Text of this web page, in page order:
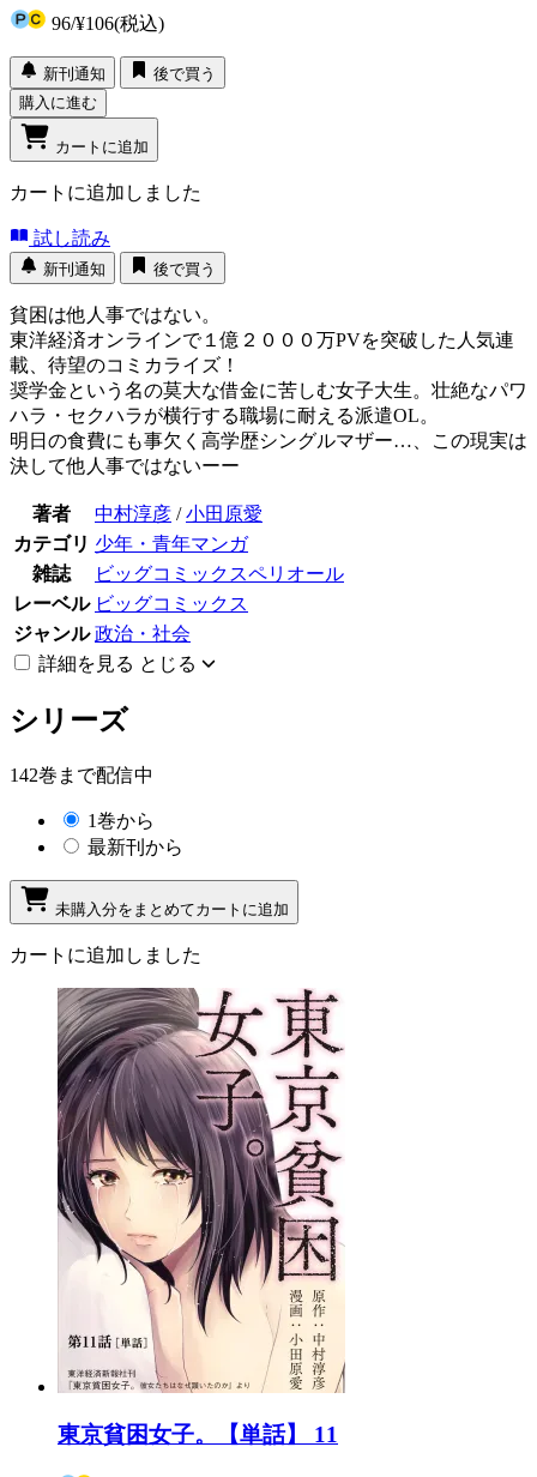
96/¥106(税込)
新刊通知
後で買う
購入に進む
カートに追加
カートに追加しました
試し読み
新刊通知 後で買う
貧困は他人事ではない。
東洋経済オンラインで１億２０００万PVを突破した人気連
載、待望のコミカライズ！
奨学金という名の莫大な借金に苦しむ女子大生。壮絶なパワ
ハラ・セクハラが横行する職場に耐える派遣OL。
明日の食費にも事欠く高学歴シングルマザー…、この現実は
決して他人事ではないーー
著者 中村淳彦 /小田原愛
カテゴリ 少年・青年マンガ
雑誌
ビッグコミックスペリオール
レーベル ビッグコミックス
ジャンル 政治・社会
詳細を見る とじる
シリーズ
142巻まで配信中
1巻から
最新刊から
未購入分をまとめてカートに追加
カートに追加しました
東京貧困女子。【単話】 11